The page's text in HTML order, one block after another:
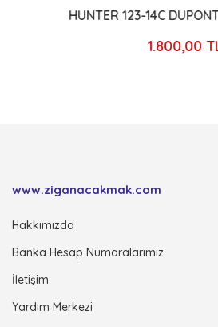
HUNTER 123-14C
1.800,00 TL
www.ziganacakmak.com
Hakkımızda
Banka Hesap Numaralarımız
İletişim
Yardım Merkezi